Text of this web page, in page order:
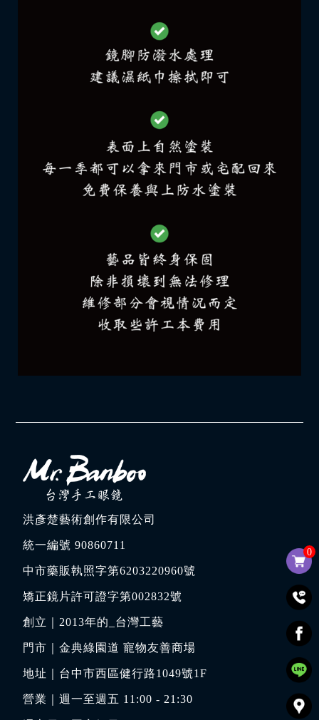
0
洪彥楚藝術創作有限公司
統一編號 90860711
中市藥販執照字第6203220960號
矯正鏡片許可證字第002832號
創立｜2013年的_台灣工藝
門市｜金典綠園道 寵物友善商場
地址｜ 台中市西區健行路1049號1F
營業｜週一至週五 11:00 - 21:30